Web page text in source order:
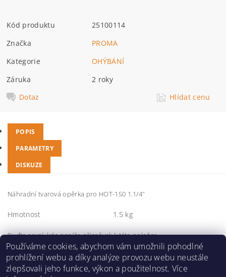
Kód produktu
25100114
Značka
PROMA
Kategorie
OHÝBÁNÍ
Záruka
2 roky
Dotaz
Hlídat cenu
POPIS
PARAMETRY
DISKUZE
Náhradní tvarová opěrka pro HOT-150 1.1/4"
Hmotnost 1.5 kg
Buďte první, kdo napíše příspěvek k této položce.
Přidat komentář
Používáme cookies, abychom vám umožnili pohodlné
prohlížení webu a díky analýze provozu webu neustále
zlepšovali jeho funkce, výkon a použitelnost. Více